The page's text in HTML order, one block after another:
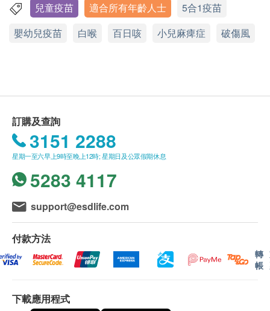
疫苗注射（不包括新冠疫苗相關計劃）
此項交易必須經醫生評估是否適合進行疫苗注射。
報告：
進行健康檢查後，一般情況下，需大概7-10個工作
天跟進檢查報告， 工作天不包括星期六、日及公
眾假期。 輪侯報告講解時間會因應不同情況 (如個
別化驗項目所需時間或客人指明特定時段) 而有所
解報告)
A. 本地/海外客戶
(1) 親身領取：親身前往各診所
(2) 電話講解報告 (自取報告)
(1) 親身領取：親身前往檢驗中心
元朗 旺角 佐敦 荃灣 上水
中環干諾道中30-32號莊士大廈1樓101室
兒童疫苗 適合所有年齡人士
5合1疫苗
嬰幼兒疫苗
白喉 百日咳 小兒麻痺症 破傷風
訂購及查詢
3151 2288
星期一至六早上9時至晚上12時; 星期日及公眾假期休息
5283 4117
support@esdlife.com
付款方法
轉
帳
下載應用程式